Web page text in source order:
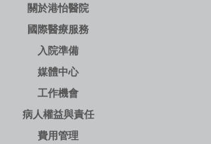
關於港怡醫院
國際醫療服務
入院準備
媒體中心
工作機會
病人權益與責任
費用管理